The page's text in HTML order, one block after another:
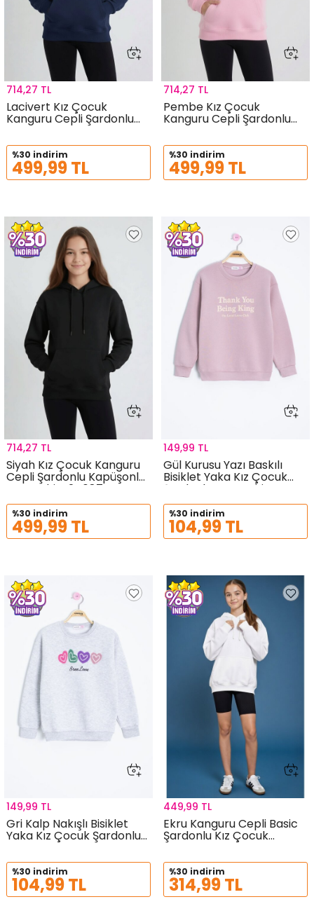
Lacivert Kız Çocuk
Kanguru Cepli Şardonlu
Kapüşonlu Sweatshirt
24689
714,27 TL
%30 indirim
499,99 TL
Pembe Kız Çocuk
Kanguru Cepli Şardonlu
Kapüşonlu Sweatshirt
24688
714,27 TL
%30 indirim
499,99 TL
Siyah Kız Çocuk Kanguru
Cepli Şardonlu Kapüşonlu
Sweatshirt 24687
714,27 TL
%30 indirim
499,99 TL
Gül Kurusu Yazı Baskılı
Bisiklet Yaka Kız Çocuk
Şardonlu Sweatshirt
23259
149,99 TL
%30 indirim
104,99 TL
Gri Kalp Nakışlı Bisiklet
Yaka Kız Çocuk Şardonlu
Sweatshirt 23252
149,99 TL
%30 indirim
104,99 TL
Ekru Kanguru Cepli Basic
Şardonlu Kız Çocuk
Kapüşonlu Sweatshirt
21210
449,99 TL
%30 indirim
314,99 TL